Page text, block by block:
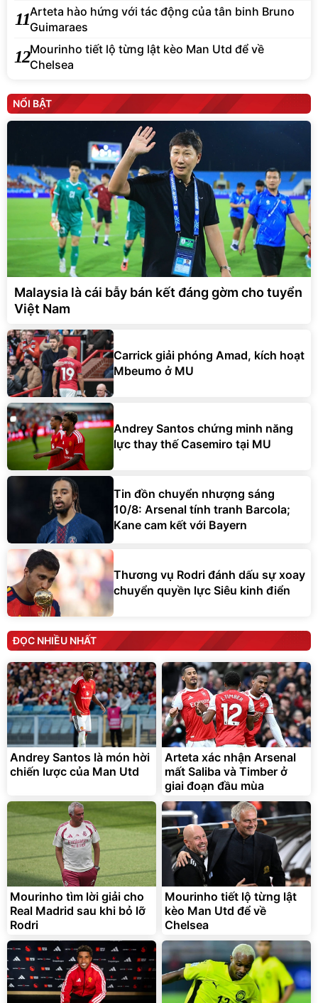
11Arteta hào hứng với tác động của tân binh Bruno
Guimaraes
12Mourinho tiết lộ từng lật kèo Man Utd để về
Chelsea
NỔI BẬT
Malaysia là cái bẫy bán kết đáng gờm cho tuyển
Việt Nam
Carrick giải phóng Amad, kích hoạt
Mbeumo ở MU
Andrey Santos chứng minh năng
lực thay thế Casemiro tại MU
Tin đồn chuyển nhượng sáng
10/8: Arsenal tính tranh Barcola;
Kane cam kết với Bayern
Thương vụ Rodri đánh dấu sự xoay
chuyển quyền lực Siêu kinh điển
ĐỌC NHIỀU NHẤT
Andrey Santos là món hời
chiến lược của Man Utd
Arteta xác nhận Arsenal
mất Saliba và Timber ở
giai đoạn đầu mùa
Mourinho tìm lời giải cho
Real Madrid sau khi bỏ lỡ
Rodri
Mourinho tiết lộ từng lật
kèo Man Utd để về
Chelsea